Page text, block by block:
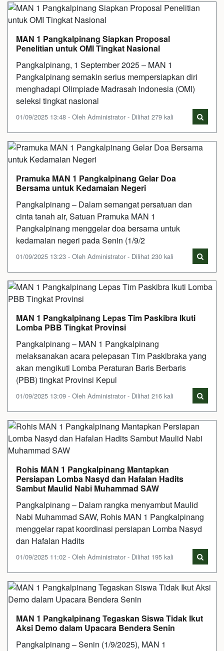
MAN 1 Pangkalpinang Siapkan Proposal
Penelitian untuk OMI Tingkat Nasional
Pangkalpinang, 1 September 2025 – MAN 1
Pangkalpinang semakin serius mempersiapkan diri
menghadapi Olimpiade Madrasah Indonesia (OMI)
seleksi tingkat nasional
01/09/2025 13:48 - Oleh Administrator - Dilihat 279 kali
Pramuka MAN 1 Pangkalpinang Gelar Doa
Bersama untuk Kedamaian Negeri
Pangkalpinang – Dalam semangat persatuan dan
cinta tanah air, Satuan Pramuka MAN 1
Pangkalpinang menggelar doa bersama untuk
kedamaian negeri pada Senin (1/9/2
01/09/2025 13:23 - Oleh Administrator - Dilihat 230 kali
MAN 1 Pangkalpinang Lepas Tim Paskibra Ikuti
Lomba PBB Tingkat Provinsi
Pangkalpinang – MAN 1 Pangkalpinang
melaksanakan acara pelepasan Tim Paskibraka yang
akan mengikuti Lomba Peraturan Baris Berbaris
(PBB) tingkat Provinsi Kepul
01/09/2025 13:09 - Oleh Administrator - Dilihat 216 kali
Rohis MAN 1 Pangkalpinang Mantapkan
Persiapan Lomba Nasyd dan Hafalan Hadits
Sambut Maulid Nabi Muhammad SAW
Pangkalpinang – Dalam rangka menyambut Maulid
Nabi Muhammad SAW, Rohis MAN 1 Pangkalpinang
menggelar rapat koordinasi persiapan Lomba Nasyd
dan Hafalan Hadits
01/09/2025 11:02 - Oleh Administrator - Dilihat 195 kali
MAN 1 Pangkalpinang Tegaskan Siswa Tidak Ikut
Aksi Demo dalam Upacara Bendera Senin
Pangkalpinang – Senin (1/9/2025), MAN 1